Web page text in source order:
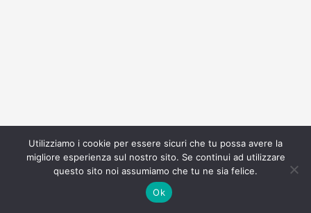
Utilizziamo i cookie per essere sicuri che tu possa avere la
migliore esperienza sul nostro sito. Se continui ad utilizzare
questo sito noi assumiamo che tu ne sia felice.
Ok